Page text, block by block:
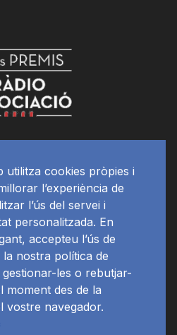
utilitza cookies pròpies i
l’experiència de
l’ús del servei i
personalitzada. En
accepteu l’ús de
nostra política de
les o rebutjar-
moment des de la
vostre navegador.